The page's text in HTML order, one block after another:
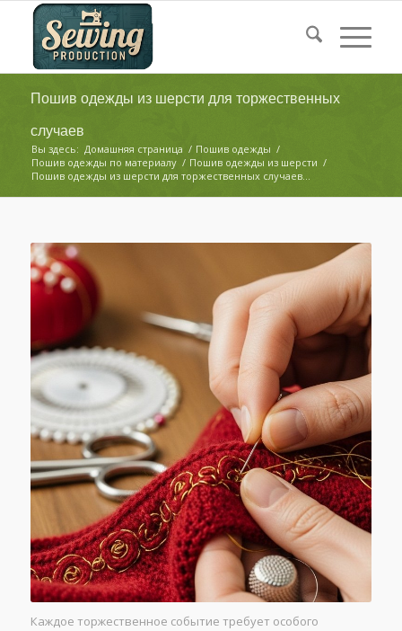
Пошив одежды из шерсти для торжественных
случаев
Вы здесь: Домашняя страница / Пошив одежды /
Пошив одежды по материалу / Пошив одежды из шерсти /
Пошив одежды из шерсти для торжественных случаев...
Каждое торжественное событие требует особого